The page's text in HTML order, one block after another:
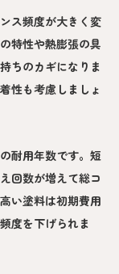
ス頻度が大きく変
特性や熱膨張の具
ちのカギになりま
性も考慮しましょ
耐用年数です。短
回数が増えて総コ
い塗料は初期費用
度を下げられま